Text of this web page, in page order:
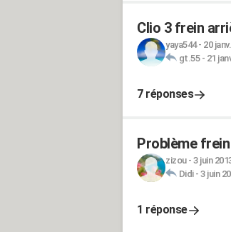
Clio 3 frein
yaya544- 20
gt.55- 21
7 réponses
Problème
zizou- 3 juin
Didi- 3 juin
1 réponse